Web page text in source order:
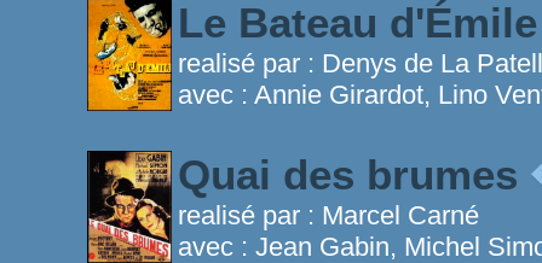
Le Bateau
realisé par : Denys de La
avec : Annie Girardot, Lino
Quai des brumes
realisé par : Marcel Carné
avec : Jean Gabin, Michel